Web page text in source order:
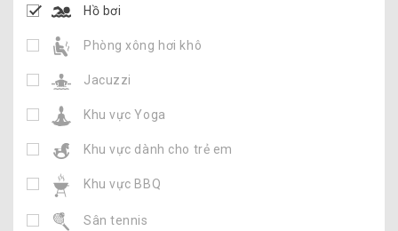
Hồ bơi
Phòng xông hơi khô
Jacuzzi
Khu vực Yoga
Khu vực dành cho trẻ em
Khu vực BBQ
Sân tennis